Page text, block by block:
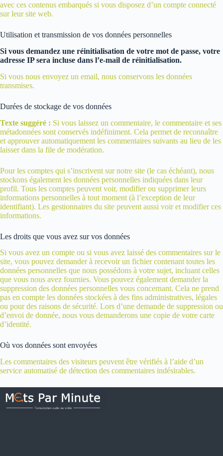
avec ces contenus embarqués si vous disposez d’un compte connecté
sur leur site web.
Utilisation et transmission de vos données personnelles
Si vous demandez une réinitialisation de votre mot de passe, votre
adresse IP sera incluse dans l’e-mail de réinitialisation.
Si vous nous envoyez un email, nous conservons les données
transmises.
Durées de stockage de vos données
Texte suggéré : Si vous laissez un commentaire, le commentaire et ses
métadonnées sont conservés indéfiniment. Cela permet de reconnaître
et approuver automatiquement les commentaires suivants au lieu de les
laisser dans la file de modération.
Pour les comptes qui s’inscrivent sur notre site (le cas échéant), nous
stockons également les données personnelles indiquées dans leur
profil. Tous les comptes peuvent voir, modifier ou supprimer leurs
informations personnelles à tout moment (à l’exception de leur
identifiant). Les gestionnaires du site peuvent aussi voir et modifier ces
informations.
Les droits que vous avez sur vos données
Si vous avez un compte ou si vous avez laissé des commentaires sur le
site, vous pouvez demander à recevoir un fichier contenant toutes les
données personnelles que nous possédons à votre sujet, incluant celles
que vous nous avez fournies. Vous pouvez également demander la
suppression des données personnelles vous concernant. Cela ne prend
pas en compte les données stockées à des fins administratives, légales
ou pour des raisons de sécurité. Lors d’une demande de suppression ou
d’envoi de donnée, nous vous demanderons une copie de votre carte
d’identité.
Où vos données sont envoyées
Les commentaires des visiteurs peuvent être vérifiés à l’aide d’un
service automatisé de détection des commentaires indésirables.